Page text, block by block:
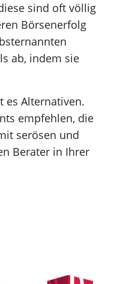
sind oft völlig
Börsenerfolg
ab, indem sie
es Alternativen.
empfehlen, die
serösen und
Berater in Ihrer